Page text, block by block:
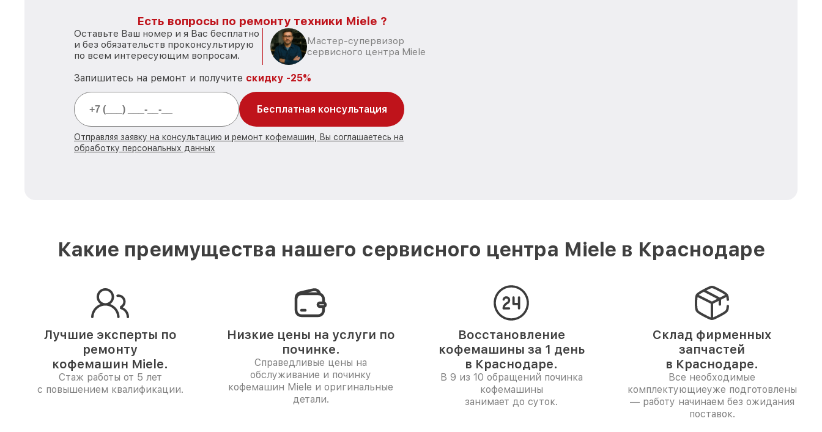
Есть вопросы по ремонту техники Miele ?
Оставьте Ваш номер и я Вас бесплатно
и без обязательств проконсультирую
по всем интересующим вопросам.
Мастер-супервизор
сервисного центра Miele
Запишитесь на ремонт и получите скидку -25%
Бесплатная консультация
Отправляя заявку на консультацию и ремонт кофемашин, Вы соглашаетесь на
обработку персональных данных
Какие преимущества нашего сервисного центра Miele в Краснодаре
Лучшие эксперты по
ремонту
кофемашин Miele.
Стаж работы от 5 лет
с повышением квалификации.
Низкие цены на услуги по
починке.
Справедливые цены на
обслуживание и починку
кофемашин Miele и оригинальные
детали.
Восстановление
кофемашины за 1 день
в Краснодаре.
В 9 из 10 обращений починка
кофемашины
занимает до суток.
Склад фирменных
запчастей
в Краснодаре.
Все необходимые
комплектующиеуже подготовлены
— работу начинаем без ожидания
поставок.